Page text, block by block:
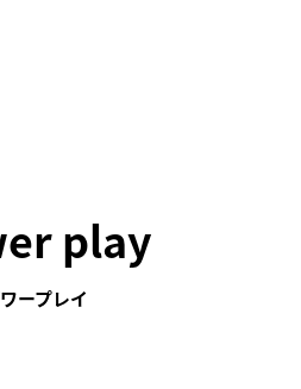
play
ープレイ